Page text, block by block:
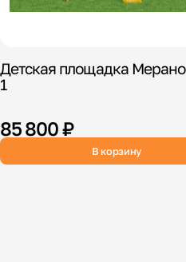
Детская площадка Мерано
1
85 800 ₽
В корзину